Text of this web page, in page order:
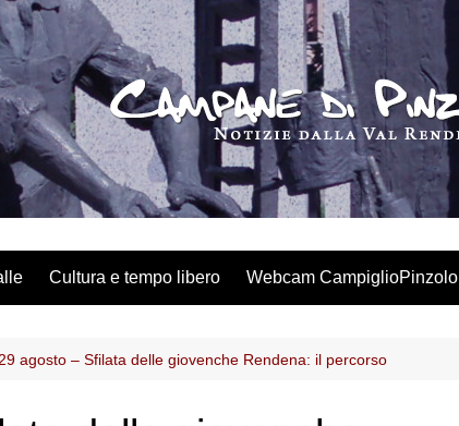
Cultura e tempo libero Webcam CampiglioPinzolo
29 agosto – Sfilata delle giovenche Rendena: il percorso